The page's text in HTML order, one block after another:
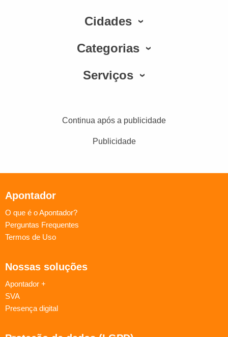
Cidades
Categorias
Serviços
Continua após a publicidade
Publicidade
Apontador
O que é o Apontador?
Perguntas Frequentes
Termos de Uso
Nossas soluções
Apontador +
SVA
Presença digital